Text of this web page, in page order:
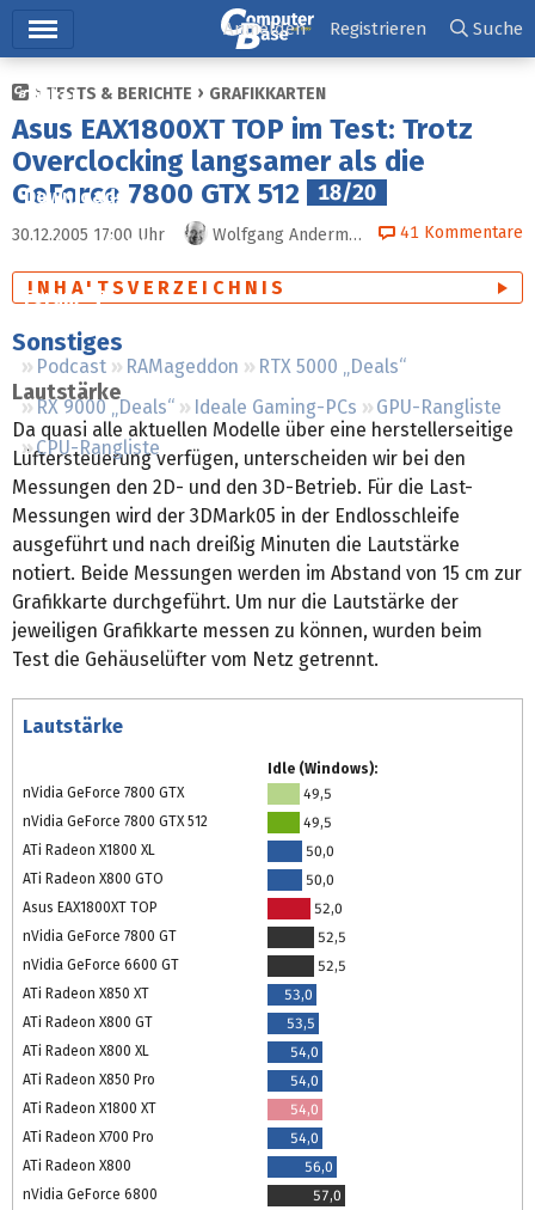
Ticker
Tests
Downloads
Preisvergleich
Forum
Podcast RAMageddon
RTX 5000 „Deals“
RX 9000 „Deals“
Ideale Gaming-PCs
GPU-Rangliste
CPU-Rangliste
Anmelden Registrieren Suche
TESTS & BERICHTE GRAFIKKARTEN
Asus EAX1800XT TOP im Test: Trotz
Overclocking langsamer als die
GeForce 7800 GTX 512
18/20
30.12.2005 17:00 Uhr Wolfgang Andermahr 41 Kommentare
INHALTSVERZEICHNIS
Sonstiges
Lautstärke
Da quasi alle aktuellen Modelle über eine herstellerseitige
Lüftersteuerung verfügen, unterscheiden wir bei den
Messungen den 2D- und den 3D-Betrieb. Für die Last-
Messungen wird der 3DMark05 in der Endlosschleife
ausgeführt und nach dreißig Minuten die Lautstärke
notiert. Beide Messungen werden im Abstand von 15 cm zur
Grafikkarte durchgeführt. Um nur die Lautstärke der
jeweiligen Grafikkarte messen zu können, wurden beim
Test die Gehäuselüfter vom Netz getrennt.
Lautstärke
Idle (Windows):
nVidia GeForce 7800 GTX
49,5
nVidia GeForce 7800 GTX 512
49,5
ATi Radeon X1800 XL
50,0
ATi Radeon X800 GTO
50,0
Asus EAX1800XT TOP
52,0
nVidia GeForce 7800 GT
52,5
nVidia GeForce 6600 GT
52,5
ATi Radeon X850 XT
53,0
ATi Radeon X800 GT
53,5
ATi Radeon X800 XL
54,0
ATi Radeon X850 Pro
54,0
ATi Radeon X1800 XT
54,0
ATi Radeon X700 Pro
54,0
ATi Radeon X800
56,0
nVidia GeForce 6800
57,0